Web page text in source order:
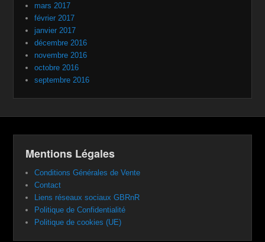
mars 2017
février 2017
janvier 2017
décembre 2016
novembre 2016
octobre 2016
septembre 2016
Mentions Légales
Conditions Générales de Vente
Contact
Liens réseaux sociaux GBRnR
Politique de Confidentialité
Politique de cookies (UE)